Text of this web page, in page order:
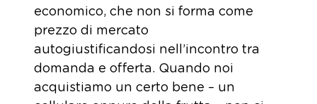
economico, che non si forma come
prezzo di mercato
autogiustificandosi nell’incontro tra
domanda e offerta. Quando noi
acquistiamo un certo bene – un